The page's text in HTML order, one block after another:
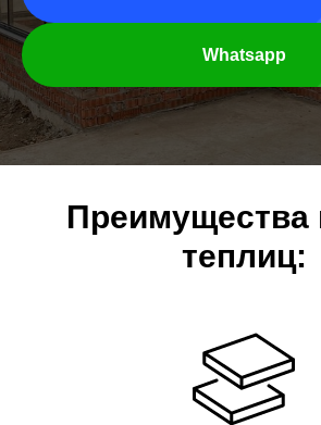
Whatsapp
Преимущества
теплиц: